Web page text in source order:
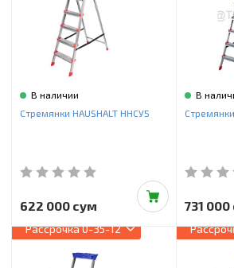
В наличии
Стремянки HAUSHALT ННСУ5
622 000 сум
В
731
Рассрочка0-35-12